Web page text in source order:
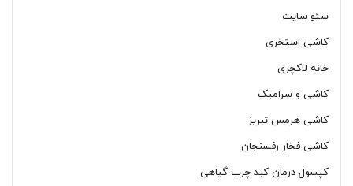
سئو سایت
کاشی استخری
خانه لاکچری
کاشی و سرامیک
کاشی هرمس تبریز
کاشی فخار رفسنجان
کپسول درمان کبد چرب گیاهی